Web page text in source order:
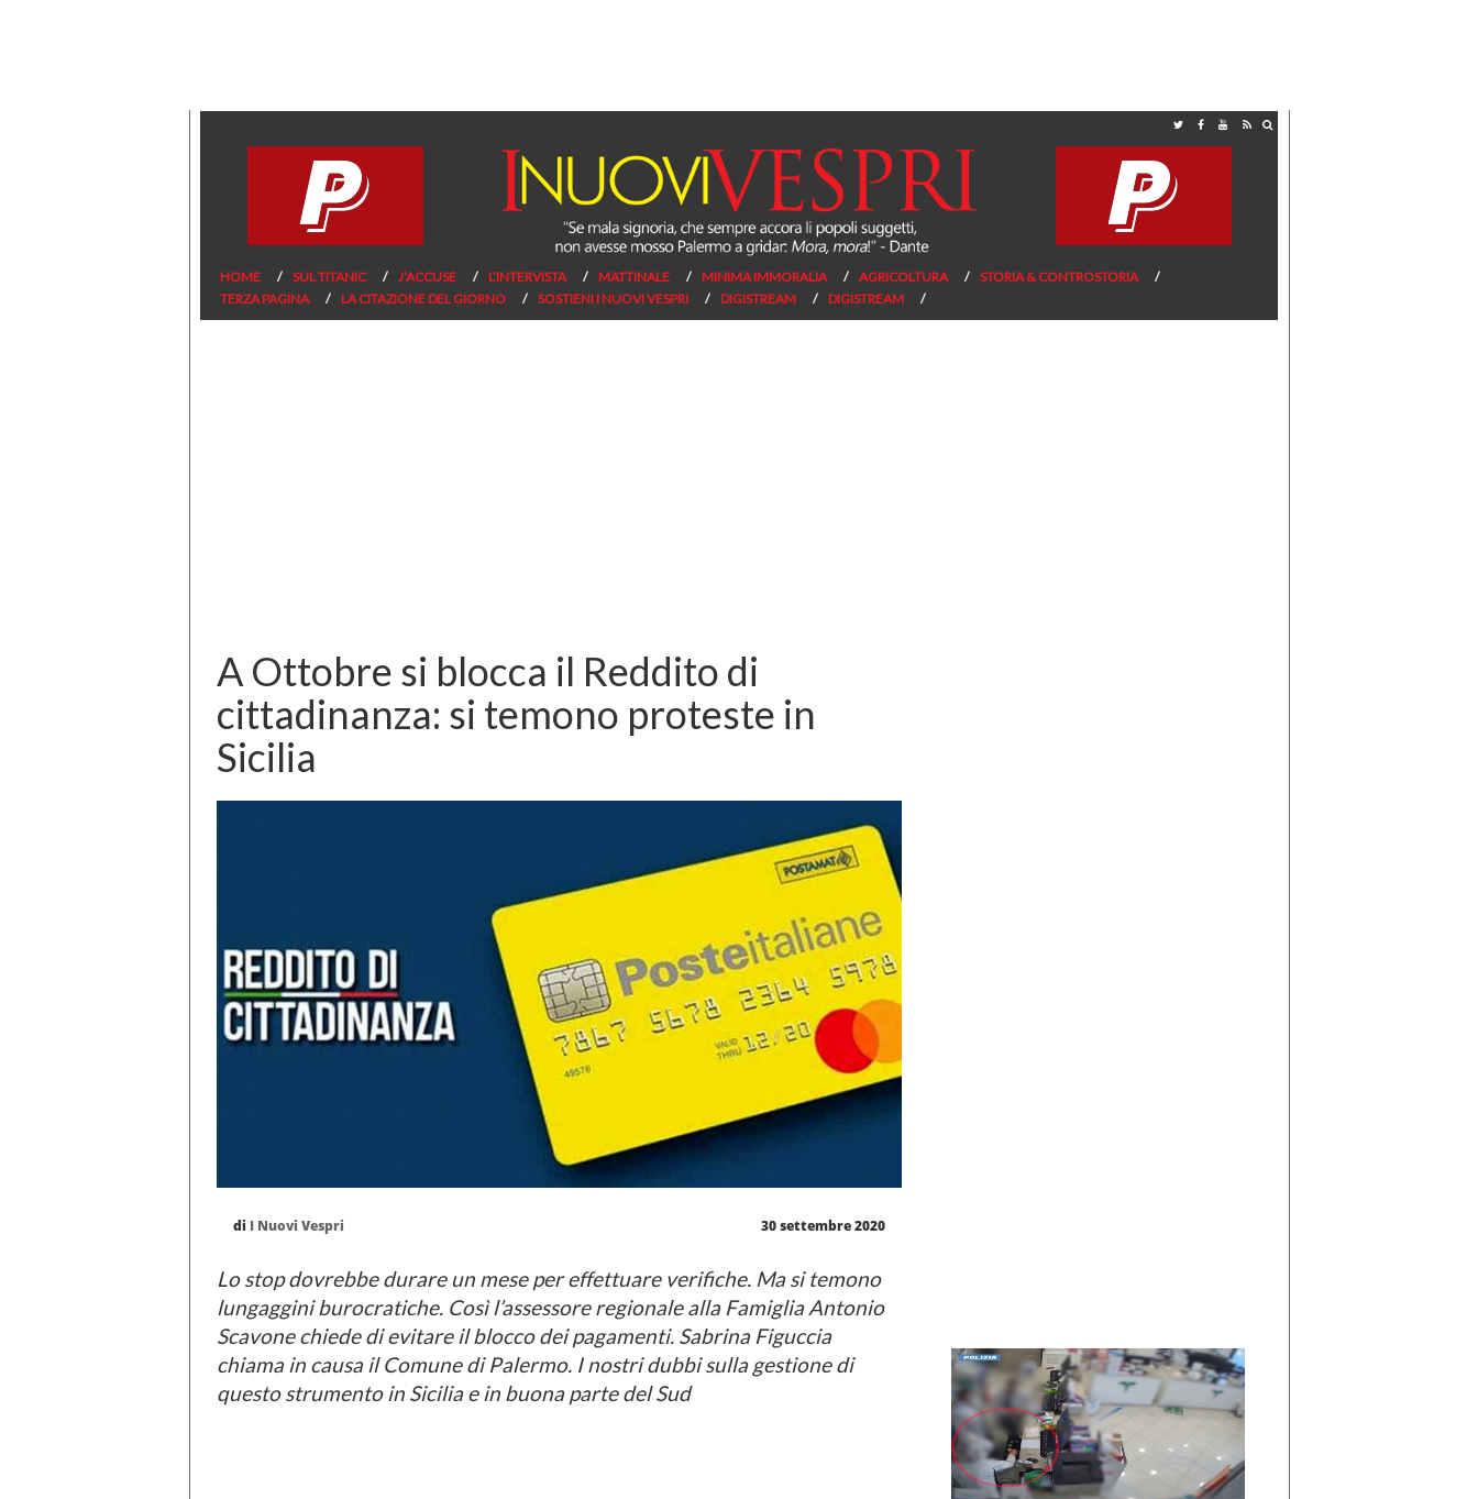
HOME SUL TITANIC J’ACCUSE L’INTERVISTA MATTINALE MINIMA IMMORALIA AGRICOLTURA
STORIA & CONTROSTORIA
TERZA PAGINA
LA CITAZIONE DEL GIORNO SOSTIENI I NUOVI VESPRI DIGISTREAM DIGISTREAM
A Ottobre si blocca il Reddito di
cittadinanza: si temono proteste in
Sicilia
di I Nuovi Vespri 30 settembre 2020
Lo stop dovrebbe durare un mese per effettuare verifiche. Ma si temono
lungaggini burocratiche. Così l’assessore regionale alla Famiglia Antonio
Scavone chiede di evitare il blocco dei pagamenti. Sabrina Figuccia
chiama in causa il Comune di Palermo. I nostri dubbi sulla gestione di
questo strumento in Sicilia e in buona parte del Sud